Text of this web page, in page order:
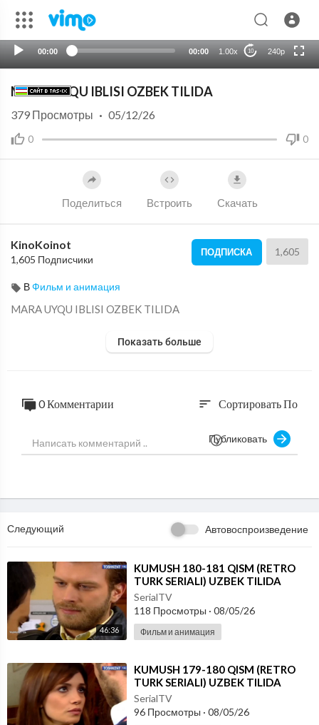
00:00 00:00 1.00x 10 240p
720p
MARA UYQU IBLISI OZBEK TILIDA
0 0
379 Просмотры · 05/12/26
Поделиться Встроить Скачать
KinoKoinot
1,605 Подписчики
ПОДПИСКА 1,605
ВФильм и анимация
⁣MARA UYQU IBLISI OZBEK TILIDA
Показать больше
0 Комментарии sort Сортировать По
Публиковать
Следующий Автовоспроизведение
46:36
⁣KUMUSH 180-181 QISM (RETRO
TURK SERIALI) UZBEK TILIDA
SerialTV
118 Просмотры · 08/05/26
Фильм и анимация
⁣KUMUSH 179-180 QISM (RETRO
TURK SERIALI) UZBEK TILIDA
SerialTV
96 Просмотры · 08/05/26